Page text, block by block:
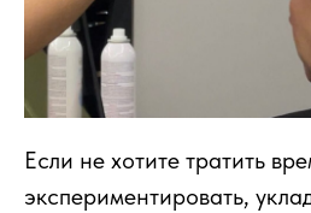
Если не хотите тратить
экспериментировать,